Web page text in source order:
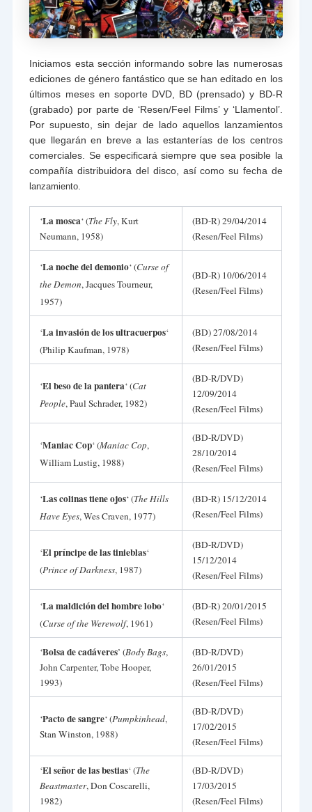
Iniciamos esta sección informando sobre las numerosas
ediciones de género fantástico que se han editado en los
últimos meses en soporte DVD, BD (prensado) y BD-R
(grabado) por parte de ‘Resen/Feel Films’ y ‘Llamentol’.
Por supuesto, sin dejar de lado aquellos lanzamientos
que llegarán en breve a las estanterías de los centros
comerciales. Se especificará siempre que sea posible la
compañía distribuidora del disco, así como su fecha de
lanzamiento.
‘La mosca‘ (The Fly, Kurt
Neumann, 1958)
(BD-R) 29/04/2014
(Resen/Feel Films)
‘La noche del demonio‘ (Curse of
the Demon, Jacques Tourneur,
1957)
(BD-R) 10/06/2014
(Resen/Feel Films)
‘La invasión de los ultracuerpos‘
(Philip Kaufman, 1978)
(BD) 27/08/2014
(Resen/Feel Films)
‘El beso de la pantera‘ (Cat
People, Paul Schrader, 1982)
(BD-R/DVD)
12/09/2014
(Resen/Feel Films)
‘Maniac Cop‘ (Maniac Cop,
William Lustig, 1988)
(BD-R/DVD)
28/10/2014
(Resen/Feel Films)
‘Las colinas tiene ojos‘ (TheHills
Have Eyes, Wes Craven, 1977)
(BD-R) 15/12/2014
(Resen/Feel Films)
‘El príncipe de las tinieblas‘
(Prince of Darkness, 1987)
(BD-R/DVD)
15/12/2014
(Resen/Feel Films)
‘La maldición del hombre lobo‘
(Curse of the Werewolf, 1961)
(BD-R) 20/01/2015
(Resen/Feel Films)
‘Bolsa de cadáveres’ (Body Bags,
John Carpenter, Tobe Hooper,
1993)
(BD-R/DVD)
26/01/2015
(Resen/Feel Films)
‘Pacto de sangre‘ (Pumpkinhead,
Stan Winston, 1988)
(BD-R/DVD)
17/02/2015
(Resen/Feel Films)
‘El señor de las bestias‘ (The
Beastmaster, Don Coscarelli,
1982)
(BD-R/DVD)
17/03/2015
(Resen/Feel Films)